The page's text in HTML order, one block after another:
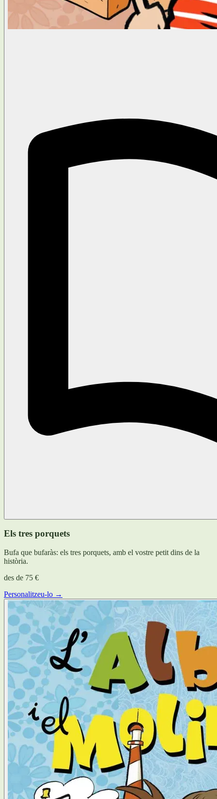
Els tres porquets
Bufa que bufaràs: els tres porquets, amb el vostre petit dins de la
història.
des de 75 €
Personalitzeu-lo →